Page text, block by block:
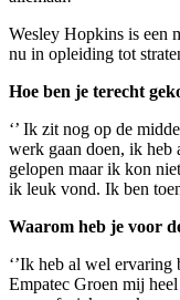
Wesley Hopkins is een
nu in opleiding tot
Hoe ben je terecht
‘’ Ik zit nog op de
werk gaan doen, ik heb
gelopen maar ik kon
ik leuk vond. Ik ben
Waarom heb je voor
‘’Ik heb al wel
Empatec Groen mij